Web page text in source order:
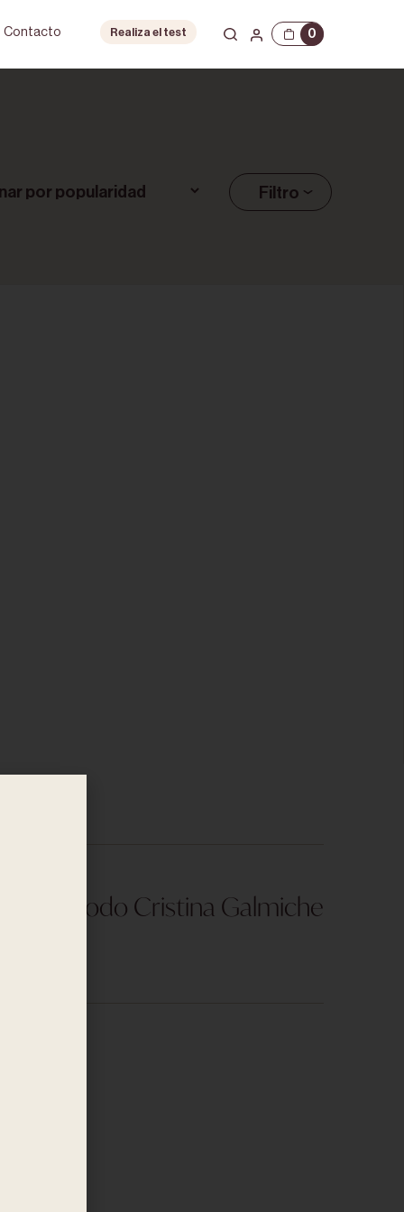
Contacto Realiza el test 0
Filtro
El Método Cristina Galmiche